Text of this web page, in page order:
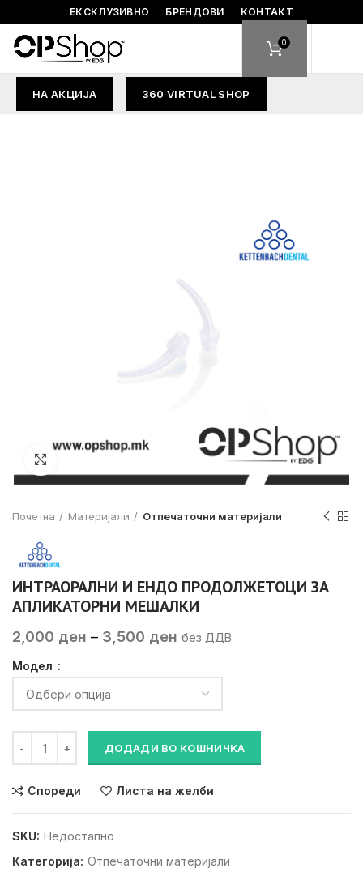
ЕКСКЛУЗИВНО БРЕНДОВИ КОНТАКТ
0
НА АКЦИЈА 360 VIRTUAL SHOP
Почетна Материјали Отпечаточни материјали
ИНТРАОРАЛНИ И ЕНДО ПРОДОЛЖЕТОЦИ ЗА
АПЛИКАТОРНИ МЕШАЛКИ
2,000 ден – 3,500 ден Price
through
без ДДВ
Модел
ДОДАДИ ВО КОШНИЧКА
Спореди Листа на желби
SKU: Недостапно
Категорија: Отпечаточни материјали